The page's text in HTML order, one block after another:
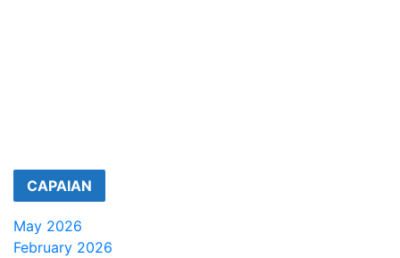
CAPAIAN
May 2026
February 2026